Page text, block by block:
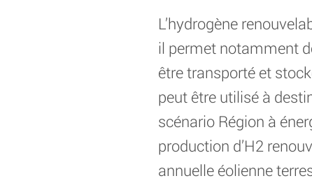
L’hydrogène
il permet notamment
être transporté et
peut être utilisé à
scénario Région à
production d’H2
annuelle éolienne